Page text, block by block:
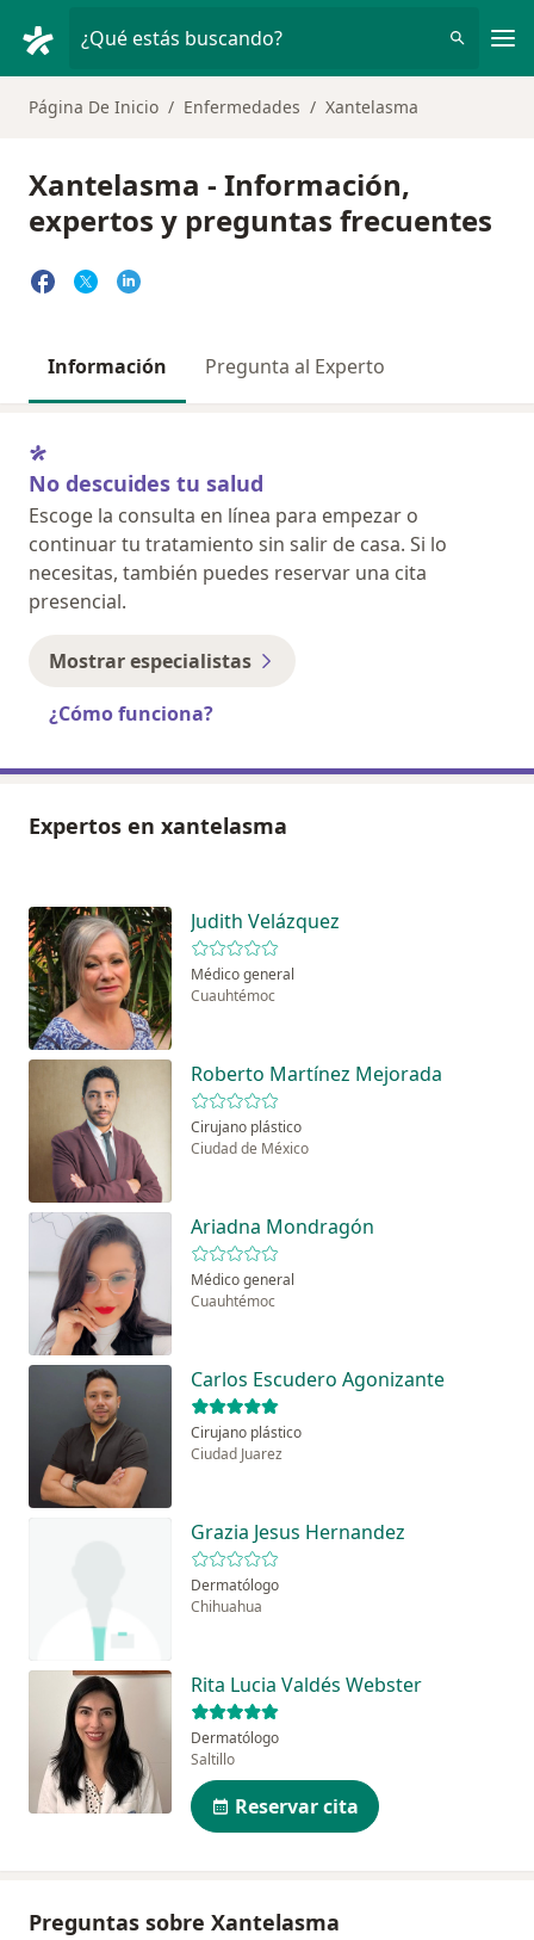
¿Qué estás buscando?
Página De Inicio Enfermedades Xantelasma
Xantelasma - Información,
expertos y preguntas frecuentes
Información Pregunta al Experto
No descuides tu salud
Escoge la consulta en línea para empezar o
continuar tu tratamiento sin salir de casa. Si lo
necesitas, también puedes reservar una cita
presencial.
Mostrar especialistas
¿Cómo funciona?
Expertos en xantelasma
Judith Velázquez
Médico general
Cuauhtémoc
Roberto Martínez Mejorada
Cirujano plástico
Ciudad de México
Ariadna Mondragón
Médico general
Cuauhtémoc
Carlos Escudero Agonizante
Cirujano plástico
Ciudad Juarez
Grazia Jesus Hernandez
Dermatólogo
Chihuahua
Rita Lucia Valdés Webster
Dermatólogo
Saltillo
Reservar cita
Preguntas sobre Xantelasma